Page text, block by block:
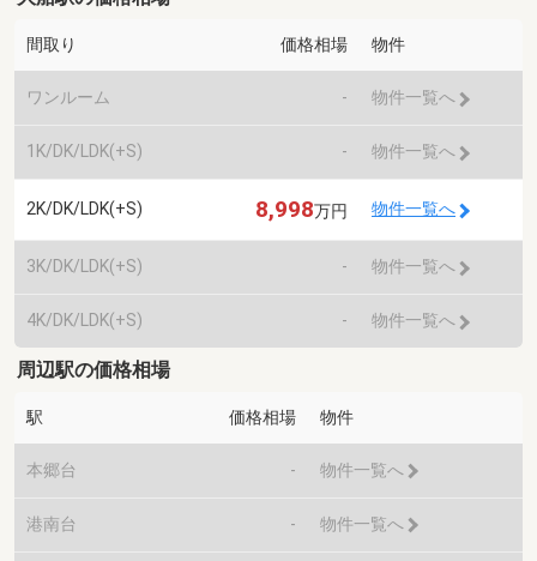
間取り 価格相場 物件
ワンルーム - 物件一覧へ
1K/DK/LDK(+S) - 物件一覧へ
2K/DK/LDK(+S) 8,998万円 物件一覧へ
3K/DK/LDK(+S) - 物件一覧へ
4K/DK/LDK(+S) - 物件一覧へ
周辺駅の価格相場
駅 価格相場 物件
本郷台 - 物件一覧へ
港南台 - 物件一覧へ